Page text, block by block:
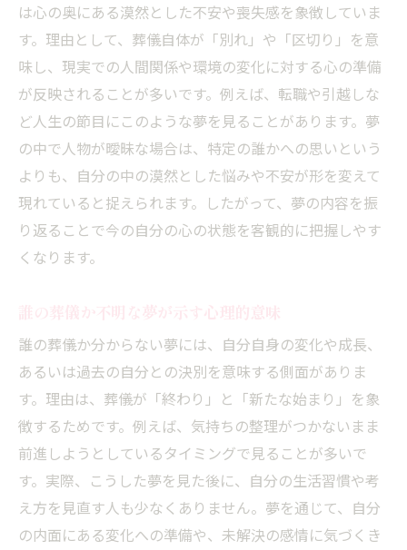
は心の奥にある漠然とした不安や喪失感を象徴していま
す。理由として、葬儀自体が「別れ」や「区切り」を意
味し、現実での人間関係や環境の変化に対する心の準備
が反映されることが多いです。例えば、転職や引越しな
ど人生の節目にこのような夢を見ることがあります。夢
の中で人物が曖昧な場合は、特定の誰かへの思いという
よりも、自分の中の漠然とした悩みや不安が形を変えて
現れていると捉えられます。したがって、夢の内容を振
り返ることで今の自分の心の状態を客観的に把握しやす
くなります。
誰の葬儀か分からない夢には、自分自身の変化や成長、
あるいは過去の自分との決別を意味する側面がありま
す。理由は、葬儀が「終わり」と「新たな始まり」を象
徴するためです。例えば、気持ちの整理がつかないまま
前進しようとしているタイミングで見ることが多いで
す。実際、こうした夢を見た後に、自分の生活習慣や考
え方を見直す人も少なくありません。夢を通じて、自分
の内面にある変化への準備や、未解決の感情に気づくき